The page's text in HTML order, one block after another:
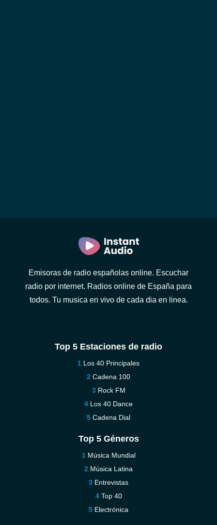
Emisoras de radio españolas online. Escuchar
radio por internet. Radios online de España para
todos. Tu musica en vivo de cada dia en linea.
Top 5 Estaciones de radio
Los 40 Principales
Cadena 100
Rock FM
Los 40 Dance
Cadena Dial
Top 5 Géneros
Música Mundial
Música Latina
Entrevistas
Top 40
Electrónica